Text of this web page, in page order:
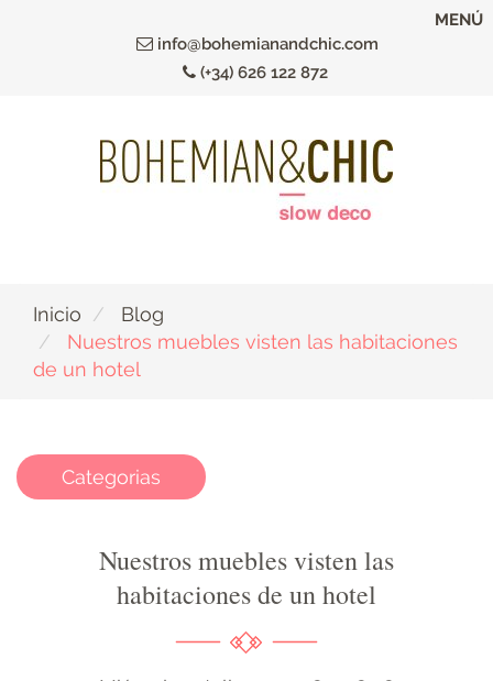
info@bohemianandchic.com
(+34) 626 122 872
MENÚ
Inicio
Blog
Nuestros muebles visten las habitaciones
de un hotel
Categorias
Nuestros muebles visten las
habitaciones de un hotel